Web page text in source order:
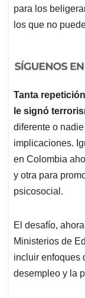
para los
los que no
Tanta
le signó
diferente o
implicaciones.
en Colombia
y otra para
psicosocial.
El desafío,
Ministerios de
incluir enfoques
desempleo y la